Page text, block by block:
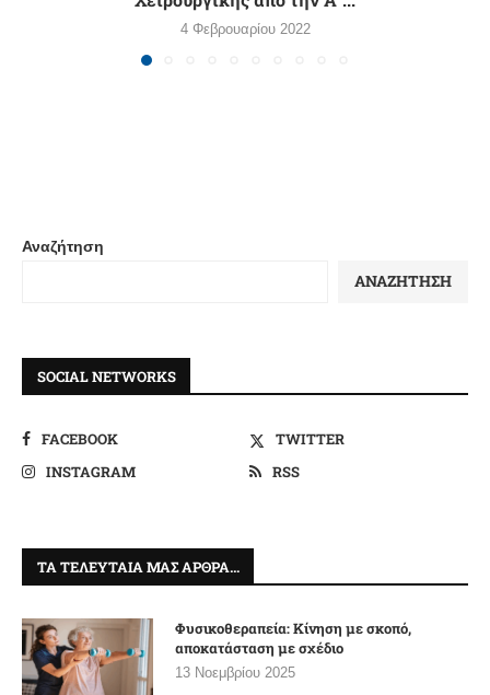
4 Φεβρουαρίου 2022
Αναζήτηση
ΑΝΑΖΉΤΗΣΗ
SOCIAL NETWORKS
FACEBOOK
TWITTER
INSTAGRAM
RSS
ΤΑ ΤΕΛΕΥΤΑΊΑ ΜΑΣ ΆΡΘΡΑ…
Φυσικοθεραπεία: Κίνηση με σκοπό,
αποκατάσταση με σχέδιο
13 Νοεμβρίου 2025